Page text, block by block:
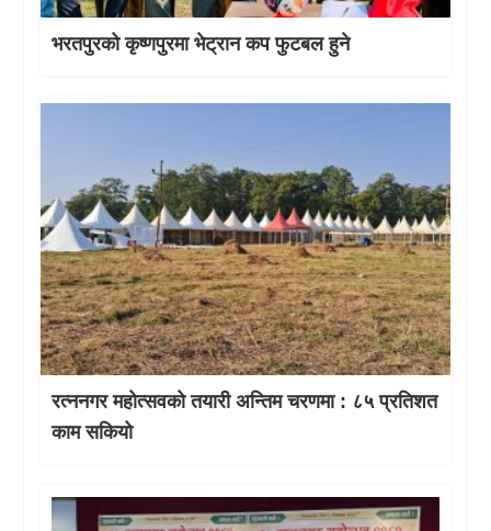
भरतपुरको कृष्णपुरमा भेट्रान कप फुटबल हुने
रत्ननगर महोत्सवको तयारी अन्तिम चरणमा : ८५ प्रतिशत
काम सकियो